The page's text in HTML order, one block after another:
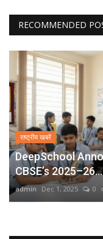
RECOMMENDED
राष्ट्रीय खबरें
DeepSchool
CBSE’s 2025–26...
admin Dec 1, 2025 0